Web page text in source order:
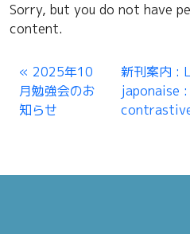
Sorry, but you do not have
content.
2025年10
月勉強会のお
知らせ
新刊案内 :
japonaise